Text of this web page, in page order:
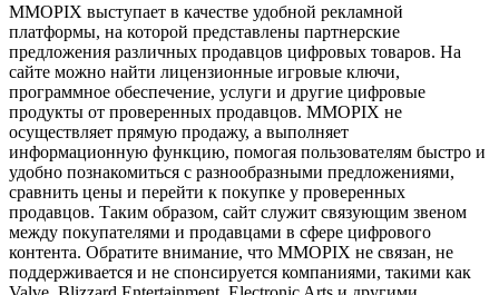
MMOPIX выступает в качестве удобной рекламной
платформы, на которой представлены партнерские
предложения различных продавцов цифровых товаров. На
сайте можно найти лицензионные игровые ключи,
программное обеспечение, услуги и другие цифровые
продукты от проверенных продавцов. MMOPIX не
осуществляет прямую продажу, а выполняет
информационную функцию, помогая пользователям быстро и
удобно познакомиться с разнообразными предложениями,
сравнить цены и перейти к покупке у проверенных
продавцов. Таким образом, сайт служит связующим звеном
между покупателями и продавцами в сфере цифрового
контента. Обратите внимание, что MMOPIX не связан, не
поддерживается и не спонсируется компаниями, такими как